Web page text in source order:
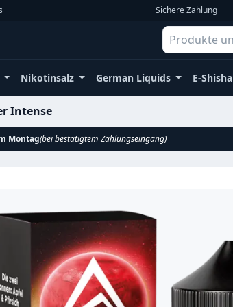
springen Sichere Zahlung
Nikotinsalz German Liquids E-Shisha
Intense
Montag(bei bestätigtem Zahlungseingang)